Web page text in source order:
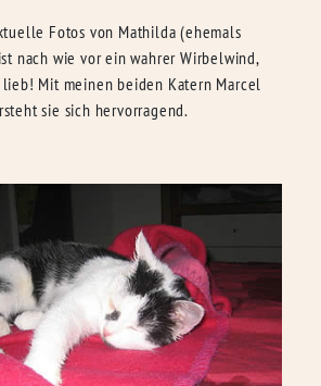
Fotos von Mathilda (ehemals
nach wie vor ein wahrer Wirbelwind,
Mit meinen beiden Katern Marcel
sie sich hervorragend.